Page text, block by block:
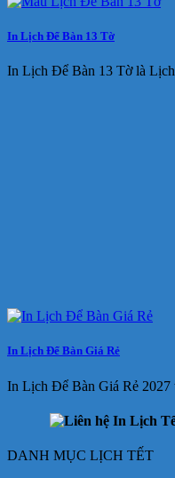
In Lịch Để Bàn 13 Tờ
In Lịch Để Bàn 13 Tờ là
In Lịch Để Bàn Giá Rẻ
In Lịch Để Bàn Giá Rẻ 2027
DANH MỤC LỊCH TẾT